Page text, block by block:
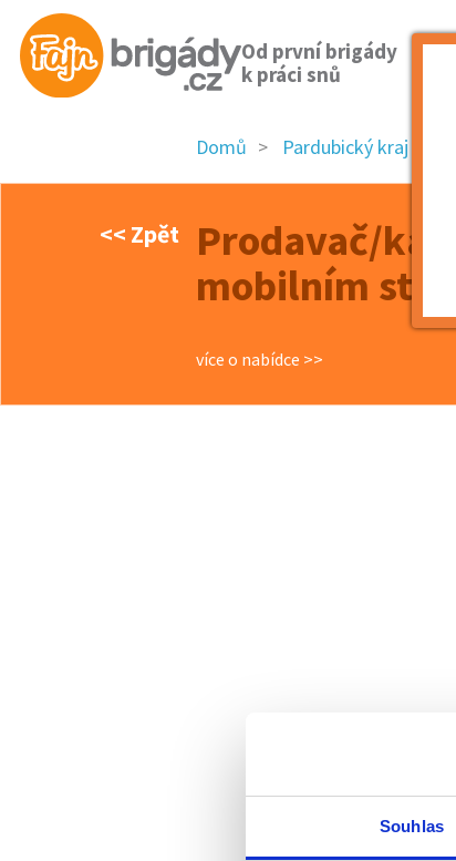
Souhlas
Od první brigády
k práci snů
Domů Pardubický kraj
<< Zpět
Prodavač/ka
mobilním
více o nabídce >>